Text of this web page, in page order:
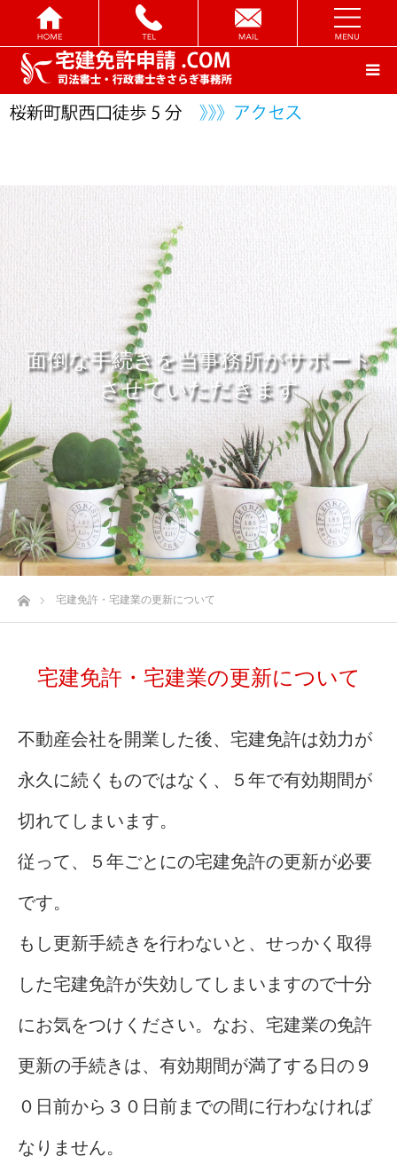
面倒な手続きを当事務所がサポート
させていただきます
ホーム宅建免許・宅建業の更新について
宅建免許・宅建業の更新について
不動産会社を開業した後、宅建免許は効力が
永久に続くものではなく、５年で有効期間が
切れてしまいます。
従って、５年ごとにの宅建免許の更新が必要
です。
もし更新手続きを行わないと、せっかく取得
した宅建免許が失効してしまいますので十分
にお気をつけください。なお、宅建業の免許
更新の手続きは、有効期間が満了する日の９
０日前から３０日前までの間に行わなければ
なりません。